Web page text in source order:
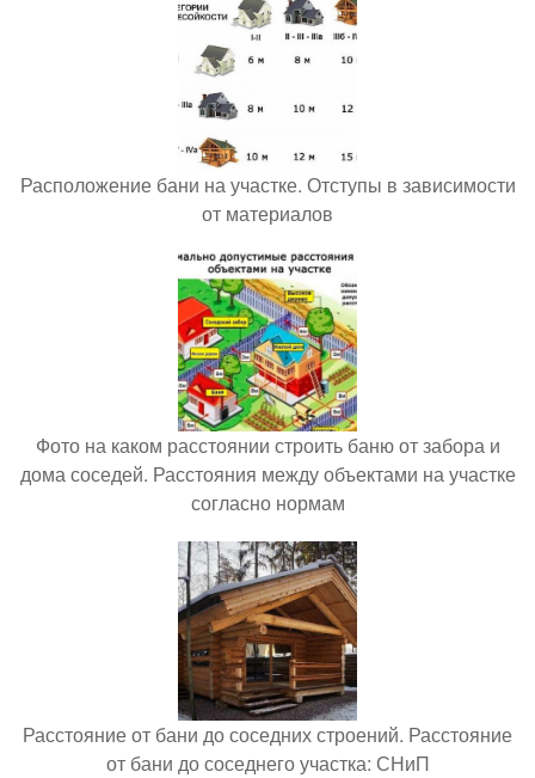
Расположение бани на участке. Отступы в зависимости
от материалов
Фото на каком расстоянии строить баню от забора и
дома соседей. Расстояния между объектами на участке
согласно нормам
Расстояние от бани до соседних строений. Расстояние
от бани до соседнего участка: СНиП